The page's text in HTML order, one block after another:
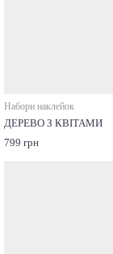
Набори наклейок
ДЕРЕВО З КВІТАМИ
799 грн